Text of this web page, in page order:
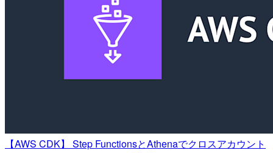
【AWS CDK】 Step FunctionsとAthenaでクロスアカウント